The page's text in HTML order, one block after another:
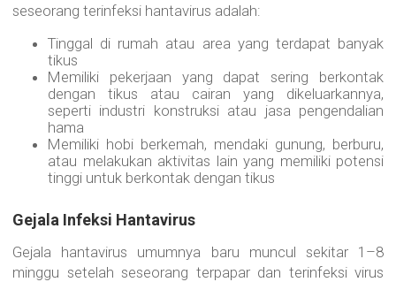
seseorang terinfeksi hantavirus adalah:
Tinggal di rumah atau area yang terdapat banyak
tikus
Memiliki pekerjaan yang dapat sering berkontak
dengan tikus atau cairan yang dikeluarkannya,
seperti industri konstruksi atau jasa pengendalian
hama
Memiliki hobi berkemah, mendaki gunung, berburu,
atau melakukan aktivitas lain yang memiliki potensi
tinggi untuk berkontak dengan tikus
Gejala Infeksi Hantavirus
Gejala hantavirus umumnya baru muncul sekitar 1–8
minggu setelah seseorang terpapar dan terinfeksi virus